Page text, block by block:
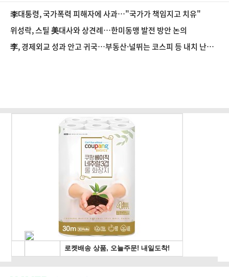
李대통령, 국가폭력 피해자에 사과…"국가가 책임지고 치유"
위성락, 스틸 美대사와 상견례…한미동맹 발전 방안 논의
李, 경제외교 성과 안고 귀국…부동산·널뛰는 코스피 등 내치 난제